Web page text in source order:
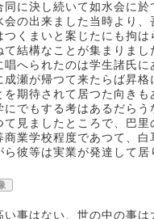
に決し続いて如水会に
会の出来ました当時より
くまいと案じたにも拘
結構なことが集まりま
へられたのは学生諸氏
瀬が帰つて来たらば昇
を期待されて居つた向き
でもする考はあるだら
て見ましたところで、巴
商業学校程度であつて、
彼等は実業が発達して
い事はない、世の中の事